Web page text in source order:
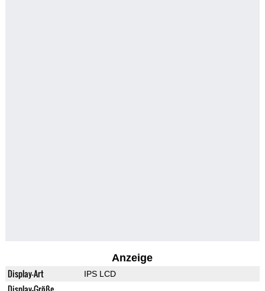
Anzeige
Display-Art IPS LCD